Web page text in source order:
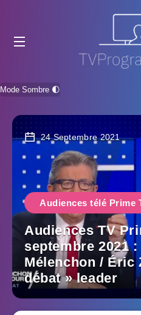
Mode Sombre 🌓
24 Septembre 2021
Audiences télé Prime
Audiences TV
septembre 2021
Mélenchon / Éric
débat » leader